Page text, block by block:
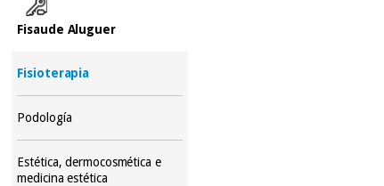
Fisaude Aluguer
Fisioterapia
Podología
Estética, dermocosmética e
medicina estética